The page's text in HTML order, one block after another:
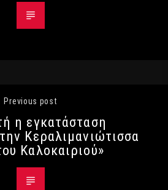
Previous post
η εγκατάσταση
Κεραλιμανιώτισσα
Καλοκαιριού»